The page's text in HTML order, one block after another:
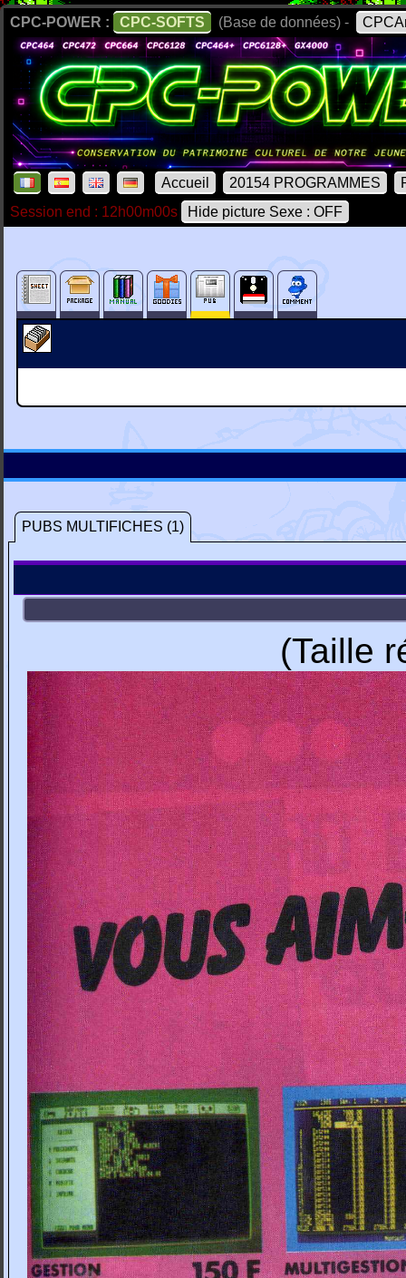
CPC-POWER : CPC-SOFTS (Base de données) -
Accueil 20154 PROGRAMMES
Session end : 12h00m00s
Hide picture Sexe : OFF
PUBS MULTIFICHES (1)
(Taille